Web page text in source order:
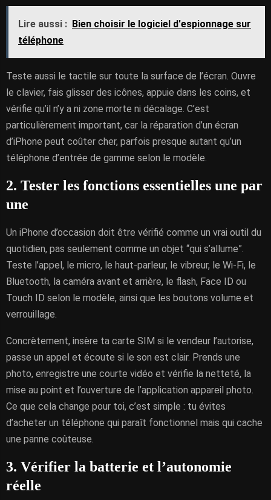
Lire aussi : Bien choisir le logiciel d'espionnage sur
téléphone
Teste aussi le tactile sur toute la surface de l’écran. Ouvre
le clavier, fais glisser des icônes, appuie dans les coins, et
vérifie qu’il n’y a ni zone morte ni décalage. C’est
particulièrement important, car la réparation d’un écran
d’iPhone peut coûter cher, parfois presque autant qu’un
téléphone d’entrée de gamme selon le modèle.
2. Tester les fonctions essentielles une par
une
Un iPhone d’occasion doit être vérifié comme un vrai outil du
quotidien, pas seulement comme un objet “qui s’allume”.
Teste l’appel, le micro, le haut-parleur, le vibreur, le Wi-Fi, le
Bluetooth, la caméra avant et arrière, le flash, Face ID ou
Touch ID selon le modèle, ainsi que les boutons volume et
verrouillage.
Concrètement, insère ta carte SIM si le vendeur l’autorise,
passe un appel et écoute si le son est clair. Prends une
photo, enregistre une courte vidéo et vérifie la netteté, la
mise au point et l’ouverture de l’application appareil photo.
Ce que cela change pour toi, c’est simple : tu évites
d’acheter un téléphone qui paraît fonctionnel mais qui cache
une panne coûteuse.
3. Vérifier la batterie et l’autonomie
réelle